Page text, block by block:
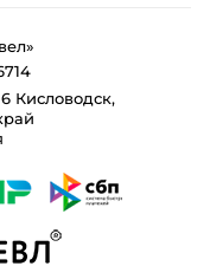
Кисловодск,